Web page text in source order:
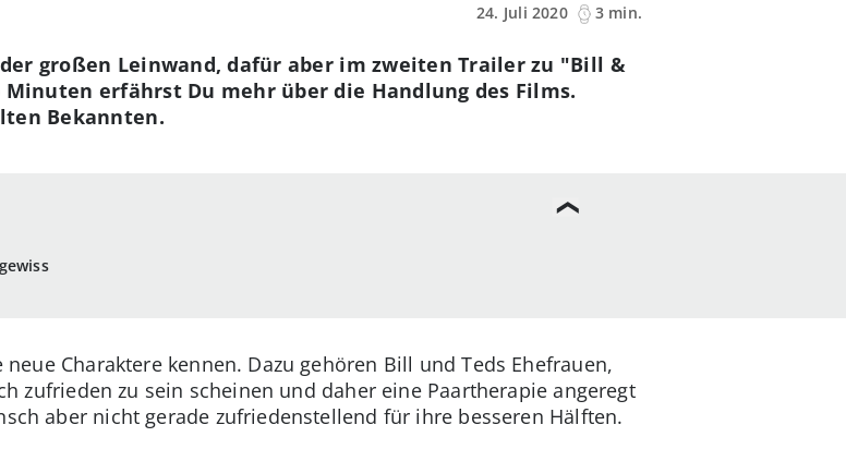
24. Juli 2020
3 min.
großen Leinwand, dafür aber im zweiten Trailer zu "Bill &
erfährst Du mehr über die Handlung des Films.
Bekannten.
Charaktere kennen. Dazu gehören Bill und Teds Ehefrauen,
zufrieden zu sein scheinen und daher eine Paartherapie angeregt
aber nicht gerade zufriedenstellend für ihre besseren Hälften.